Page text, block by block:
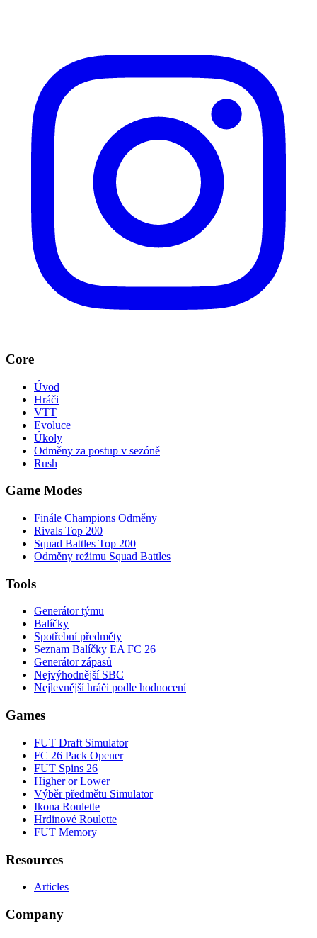
Core
Úvod
Hráči
VTT
Evoluce
Úkoly
Odměny za postup v sezóně
Rush
Game Modes
Finále Champions Odměny
Rivals Top 200
Squad Battles Top 200
Odměny režimu Squad Battles
Tools
Generátor týmu
Balíčky
Spotřební předměty
Seznam Balíčky EA FC 26
Generátor zápasů
Nejvýhodnější SBC
Nejlevnější hráči podle hodnocení
Games
FUT Draft Simulator
FC 26 Pack Opener
FUT Spins 26
Higher or Lower
Výběr předmětu Simulator
Ikona Roulette
Hrdinové Roulette
FUT Memory
Resources
Articles
Company